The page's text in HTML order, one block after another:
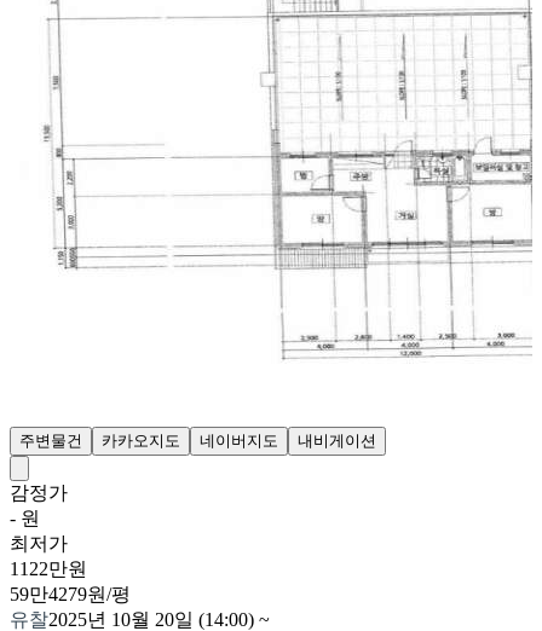
주변물건 카카오지도 네이버지도 내비게이션
감정가
- 원
최저가
1122만원
59만4279원/평
유찰2025년 10월 20일 (14:00) ~